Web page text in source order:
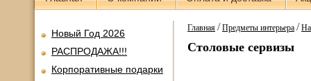
Новый Год 2026
РАСПРОДАЖА!!!
Корпоративные подарки
Главная/Предметы интерьера/
Столовые сервизы